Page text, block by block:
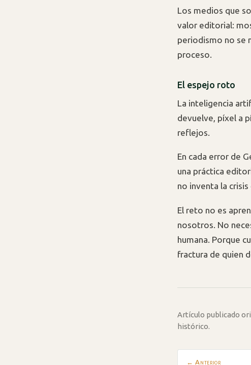
Los medios que
valor editorial:
periodismo no se
proceso.
El espejo roto
La inteligencia
devuelve, píxel a
reflejos.
En cada error de
una práctica
no inventa la
El reto no es
nosotros. No
humana. Porque
fractura de quien
Artículo publicado
histórico.
← Anterior